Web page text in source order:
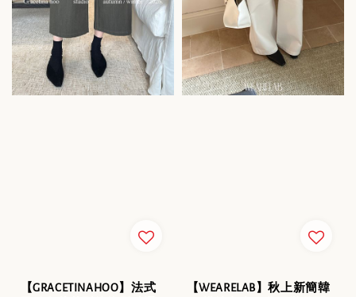
【GRACETINAHOO】法式
【WEARELAB】秋上新簡韓